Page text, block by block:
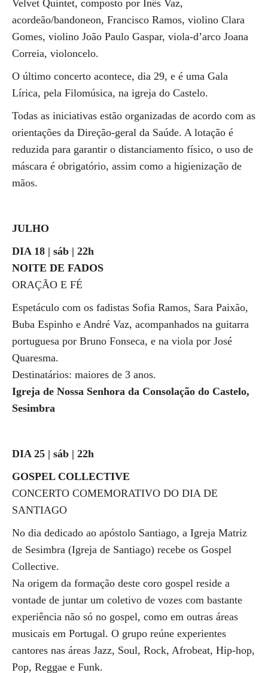
Velvet Quintet, composto por Inês Vaz,
acordeão/bandoneon, Francisco Ramos, violino Clara
Gomes, violino João Paulo Gaspar, viola-d’arco Joana
Correia, violoncelo.
O último concerto acontece, dia 29, e é uma Gala
Lírica, pela Filomúsica, na igreja do Castelo.
Todas as iniciativas estão organizadas de acordo com as
orientações da Direção-geral da Saúde. A lotação é
reduzida para garantir o distanciamento físico, o uso de
máscara é obrigatório, assim como a higienização de
mãos.
JULHO
DIA 18 | sáb | 22h
NOITE DE FADOS
ORAÇÃO E FÉ
Espetáculo com os fadistas Sofia Ramos, Sara Paixão,
Buba Espinho e André Vaz, acompanhados na guitarra
portuguesa por Bruno Fonseca, e na viola por José
Quaresma.
Destinatários: maiores de 3 anos.
Igreja de Nossa Senhora da Consolação do Castelo,
Sesimbra
DIA 25 | sáb | 22h
GOSPEL COLLECTIVE
CONCERTO COMEMORATIVO DO DIA DE
SANTIAGO
No dia dedicado ao apóstolo Santiago, a Igreja Matriz
de Sesimbra (Igreja de Santiago) recebe os Gospel
Collective.
Na origem da formação deste coro gospel reside a
vontade de juntar um coletivo de vozes com bastante
experiência não só no gospel, como em outras áreas
musicais em Portugal. O grupo reúne experientes
cantores nas áreas Jazz, Soul, Rock, Afrobeat, Hip-hop,
Pop, Reggae e Funk.